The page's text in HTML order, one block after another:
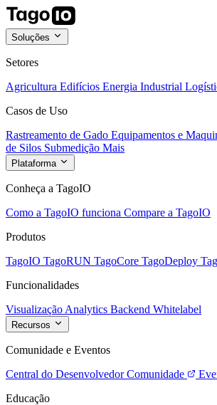
Soluções
Setores
Agricultura Edifícios Energia Industrial
Casos de Uso
Rastreamento de Gado Equipamentos e
de Silos Submedição Mais
Plataforma
Conheça a TagoIO
Como a TagoIO funciona Compare a TagoIO
Produtos
TagoIO TagoRUN TagoCore TagoDeploy
Funcionalidades
Visualização Analytics Backend Whitelabel
Recursos
Comunidade e Eventos
Central do Desenvolvedor Comunidade
Educação